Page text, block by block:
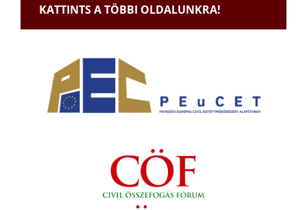
KATTINTS A TÖBBI OLDALUNKRA!